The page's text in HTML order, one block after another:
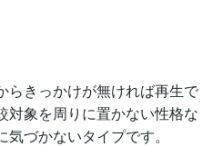
らきっかけが無ければ再生で
対象を周りに置かない性格な
づかないタイプです。